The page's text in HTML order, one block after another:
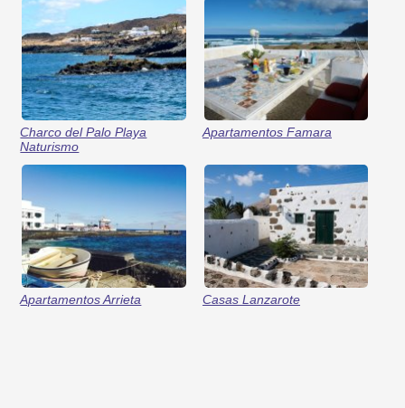
Charco del Palo Playa
Naturismo
Apartamentos Famara
Apartamentos Arrieta Casas Lanzarote